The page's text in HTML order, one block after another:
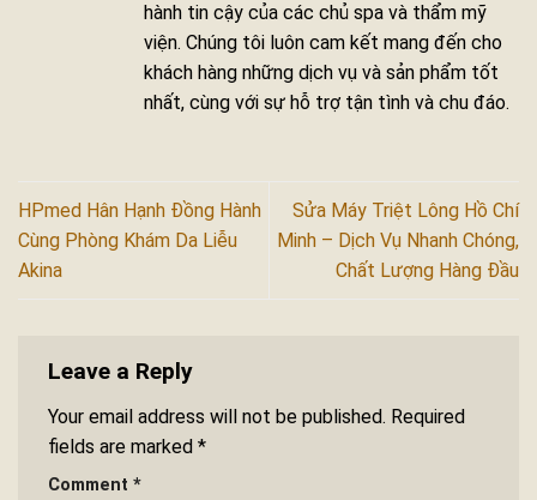
hành tin cậy của các chủ spa và thẩm mỹ
viện. Chúng tôi luôn cam kết mang đến cho
khách hàng những dịch vụ và sản phẩm tốt
nhất, cùng với sự hỗ trợ tận tình và chu đáo.
HPmed Hân Hạnh Đồng Hành
Cùng Phòng Khám Da Liễu
Akina
Sửa Máy Triệt Lông Hồ Chí
Minh – Dịch Vụ Nhanh Chóng,
Chất Lượng Hàng Đầu
Leave a Reply
Your email address will not be published. Required
fields are marked *
Comment *